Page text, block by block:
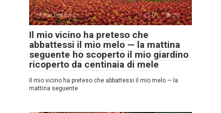
Storie Positive 0 20
Il mio vicino ha preteso che
abbattessi il mio melo — la mattina
seguente ho scoperto il mio giardino
ricoperto da centinaia di mele
Il mio vicino ha preteso che abbattessi il mio melo — la
mattina seguente